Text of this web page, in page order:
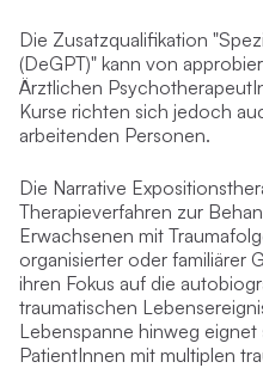
Die Zusatzqualifikation
(DeGPT)" kann von
Ärztlichen
Kurse richten sich jedoch
arbeitenden Personen.
Die Narrative
Therapieverfahren zur
Erwachsenen mit
organisierter oder familiärer
ihren Fokus auf die
traumatischen
Lebenspanne hinweg
PatientInnen mit multiplen